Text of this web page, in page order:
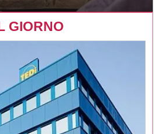
GIORNO